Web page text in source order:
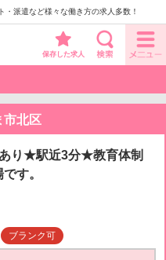
派遣など様々な働き方の求人多数！
保存した求人
市北区
あり★駅近3分★教育体制
す。
ブランク可